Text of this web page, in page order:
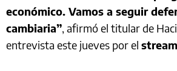
económico. Vamos a seguir
cambiaria”, afirmó el titular de
entrevista este jueves por el